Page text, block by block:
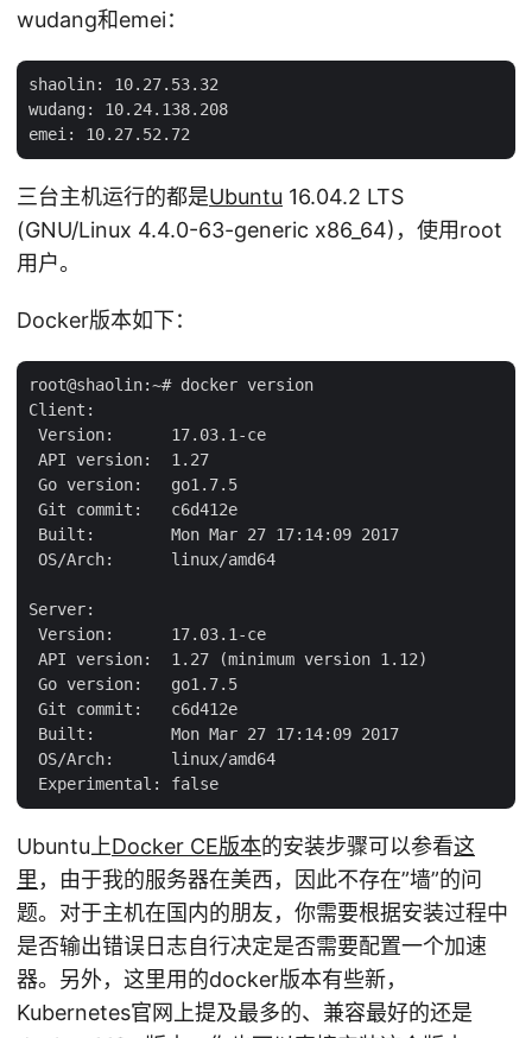
wudang和emei：
shaolin: 10.27.53.32
wudang: 10.24.138.208
三台主机运行的都是Ubuntu 16.04.2 LTS
(GNU/Linux 4.4.0-63-generic x86_64)，使用root
用户。
Docker版本如下：
root@shaolin:~# docker version
Client:
Version:      17.03.1-ce
API version:  1.27
Go version:   go1.7.5
Git commit:   c6d412e
Built:        Mon Mar 27 17:14:09 2017
OS/Arch:      linux/amd64
Server:
Version:      17.03.1-ce
API version:  1.27 (minimum version 1.12)
Go version:   go1.7.5
Git commit:   c6d412e
Built:        Mon Mar 27 17:14:09 2017
OS/Arch:      linux/amd64
Ubuntu上Docker CE版本的安装步骤可以参看这
里 ，由于我的服务器在美西，因此不存在”墙”的问
题。对于主机在国内的朋友，你需要根据安装过程中
是否输出错误日志自行决定是否需要配置一个加速
器。另外，这里用的docker版本有些新，
Kubernetes官网上提及最多的、兼容最好的还是